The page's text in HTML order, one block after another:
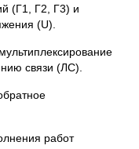
(Г1, Г2, Г3) и
(U).
связи (ЛС).
работ